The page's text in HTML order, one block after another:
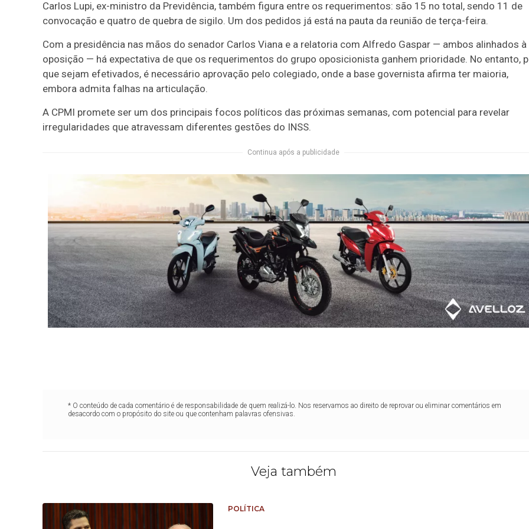
Carlos Lupi, ex-ministro da Previdência, também figura entre os requerimentos: são 15 no total, sendo 11 de
convocação e quatro de quebra de sigilo. Um dos pedidos já está na pauta da reunião de terça-feira.
Com a presidência nas mãos do senador Carlos Viana e a relatoria com Alfredo Gaspar — ambos alinhados à
oposição — há expectativa de que os requerimentos do grupo oposicionista ganhem prioridade. No entanto,
que sejam efetivados, é necessário aprovação pelo colegiado, onde a base governista afirma ter maioria,
embora admita falhas na articulação.
A CPMI promete ser um dos principais focos políticos das próximas semanas, com potencial para revelar
irregularidades que atravessam diferentes gestões do INSS.
Continua após a publicidade
* O conteúdo de cada comentário é de responsabilidade de quem realizá-lo. Nos reservamos ao direito de reprovar ou eliminar comentários em
desacordo com o propósito do site ou que contenham palavras ofensivas.
Veja também
POLÍTICA